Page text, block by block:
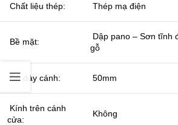
Chất liệu thép: Thép mạ điện
Bề mặt:
Dập pano – Sơn tĩnh
gỗ
Độ dày cánh: 50mm
Kính trên cánh
cửa:
Không